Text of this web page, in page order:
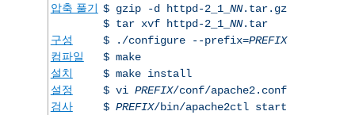
압축 풀기 $ gzip -d httpd-2_1_ NN.tar.gz
$ tar xvf httpd-2_1_ NN.tar
구성
$ ./configure --prefix=PREFIX
컴파일
$ make
설치
$ make install
설정
$ vi PREFIX/conf/apache2.conf
검사
$ PREFIX/bin/apache2ctl start